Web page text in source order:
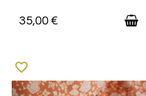
35,00 €
favorite_border